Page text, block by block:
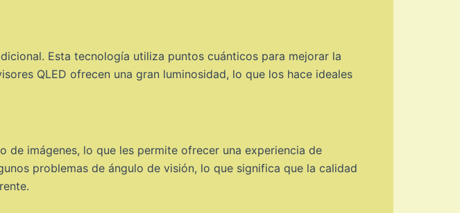
Esta tecnología utiliza puntos cuánticos para mejorar la
QLED ofrecen una gran luminosidad, lo que los hace ideales
de imágenes, lo que les permite ofrecer una experiencia de
problemas de ángulo de visión, lo que significa que la calidad